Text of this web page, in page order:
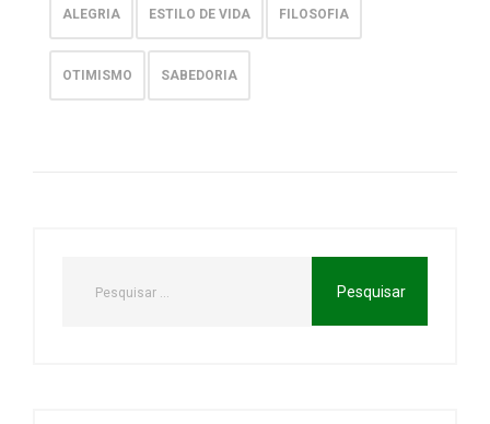
ALEGRIA ESTILO DE VIDA FILOSOFIA
OTIMISMO SABEDORIA